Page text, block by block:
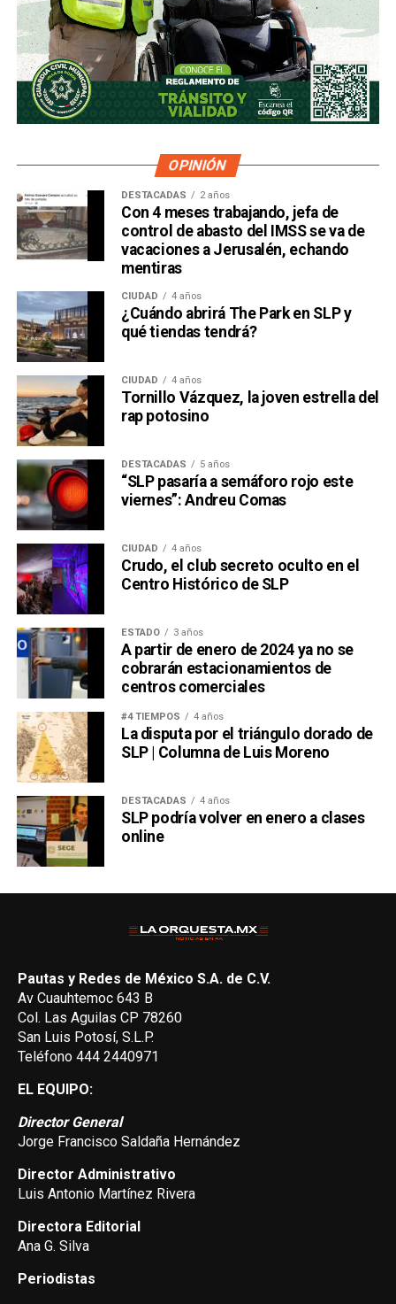
OPINIÓN
DESTACADAS 2 años
Con 4 meses trabajando, jefa de
control de abasto del IMSS se va de
vacaciones a Jerusalén, echando
mentiras
CIUDAD 4 años
¿Cuándo abrirá The Park en SLP y
qué tiendas tendrá?
CIUDAD 4 años
Tornillo Vázquez, la joven estrella del
rap potosino
DESTACADAS 5 años
“SLP pasaría a semáforo rojo este
viernes”: Andreu Comas
CIUDAD 4 años
Crudo, el club secreto oculto en el
Centro Histórico de SLP
ESTADO 3 años
A partir de enero de 2024 ya no se
cobrarán estacionamientos de
centros comerciales
#4 TIEMPOS 4 años
La disputa por el triángulo dorado de
SLP | Columna de Luis Moreno
DESTACADAS 4 años
SLP podría volver en enero a clases
online
Pautas y Redes de México S.A. de C.V.
Av Cuauhtemoc 643 B
Col. Las Aguilas CP 78260
San Luis Potosí, S.L.P.
Teléfono 444 2440971
EL EQUIPO:
Director General
Jorge Francisco Saldaña Hernández
Director Administrativo
Luis Antonio Martínez Rivera
Directora Editorial
Ana G. Silva
Periodistas